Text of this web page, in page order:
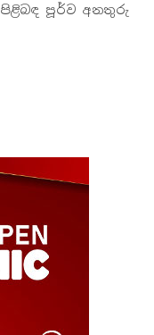
පිළිබඳ පූර්ව අනතුරු